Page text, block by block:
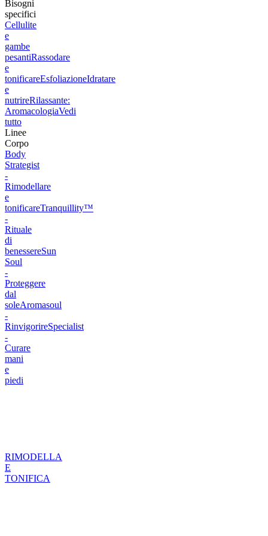
Bisogni
specifici
Cellulite
e
gambe
pesantiRassodare
e
tonificareEsfoliazioneIdratare
e
nutrireRilassante:
AromacologiaVedi
tutto
Linee
Corpo
Body
Strategist
-
Rimodellare
e
tonificareTranquillity™
-
Rituale
di
benessereSun
Soul
-
Proteggere
dal
soleAromasoul
-
RinvigorireSpecialist
-
Curare
mani
e
piedi
RIMODELLA
E
TONIFICA